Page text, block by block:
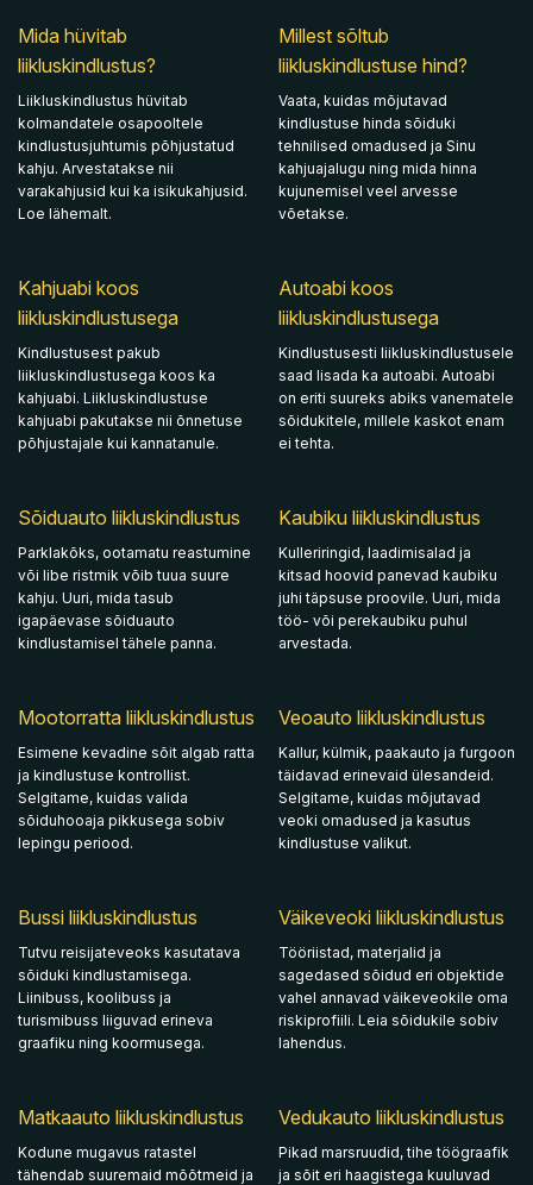
Mida hüvitab
liikluskindlustus?
Liikluskindlustus hüvitab
kolmandatele osapooltele
kindlustusjuhtumis põhjustatud
kahju. Arvestatakse nii
varakahjusid kui ka isikukahjusid.
Loe lähemalt.
Millest sõltub
liikluskindlustuse hind?
Vaata, kuidas mõjutavad
kindlustuse hinda sõiduki
tehnilised omadused ja Sinu
kahjuajalugu ning mida hinna
kujunemisel veel arvesse
võetakse.
Kahjuabi koos
liikluskindlustusega
Kindlustusest pakub
liikluskindlustusega koos ka
kahjuabi. Liikluskindlustuse
kahjuabi pakutakse nii õnnetuse
põhjustajale kui kannatanule.
Autoabi koos
liikluskindlustusega
Kindlustusesti liikluskindlustusele
saad lisada ka autoabi. Autoabi
on eriti suureks abiks vanematele
sõidukitele, millele kaskot enam
ei tehta.
Sõiduauto liikluskindlustus
Parklakõks, ootamatu reastumine
või libe ristmik võib tuua suure
kahju. Uuri, mida tasub
igapäevase sõiduauto
kindlustamisel tähele panna.
Kaubiku liikluskindlustus
Kulleriringid, laadimisalad ja
kitsad hoovid panevad kaubiku
juhi täpsuse proovile. Uuri, mida
töö- või perekaubiku puhul
arvestada.
Mootorratta liikluskindlustus
Esimene kevadine sõit algab ratta
ja kindlustuse kontrollist.
Selgitame, kuidas valida
sõiduhooaja pikkusega sobiv
lepingu periood.
Veoauto liikluskindlustus
Kallur, külmik, paakauto ja furgoon
täidavad erinevaid ülesandeid.
Selgitame, kuidas mõjutavad
veoki omadused ja kasutus
kindlustuse valikut.
Bussi liikluskindlustus
Tutvu reisijateveoks kasutatava
sõiduki kindlustamisega.
Liinibuss, koolibuss ja
turismibuss liiguvad erineva
graafiku ning koormusega.
Väikeveoki liikluskindlustus
Tööriistad, materjalid ja
sagedased sõidud eri objektide
vahel annavad väikeveokile oma
riskiprofiili. Leia sõidukile sobiv
lahendus.
Matkaauto liikluskindlustus
Kodune mugavus ratastel
tähendab suuremaid mõõtmeid ja
Vedukauto liikluskindlustus
Pikad marsruudid, tihe töögraafik
ja sõit eri haagistega kuuluvad